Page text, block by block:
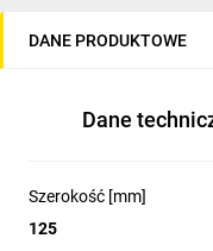
- Bańka: przejrzysta
- Skuteczne
DANE PRODUKTOWE
Dane
Szerokość [mm]
125